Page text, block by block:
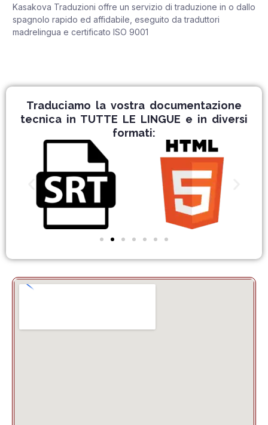
Kasakova Traduzioni offre un servizio di traduzione in o dallo
spagnolo rapido ed affidabile, eseguito da traduttori
madrelingua e certificato ISO 9001
Traduciamo la vostra documentazione
tecnica in TUTTE LE LINGUE e in diversi
formati: